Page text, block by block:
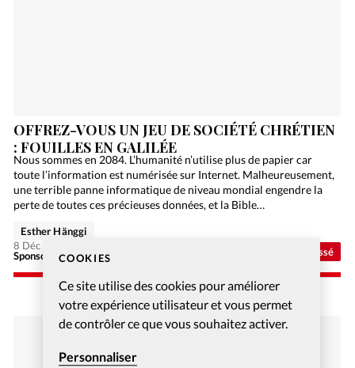
COOKIES
Ce site utilise des cookies pour améliorer
votre expérience utilisateur et vous permet
de contrôler ce que vous souhaitez activer.
Personnaliser
Non classé
OFFREZ-VOUS UN JEU DE SOCIÉTÉ CHRÉTIEN
: FOUILLES EN GALILÉE
Nous sommes en 2084. L’humanité n’utilise plus de papier car
toute l’information est numérisée sur Internet. Malheureusement,
une terrible panne informatique de niveau mondial engendre la
perte de toutes ces précieuses données, et la Bible…
Sponsorisé - Alliance Biblilque Française
Esther Hänggi
8 Déc 2020